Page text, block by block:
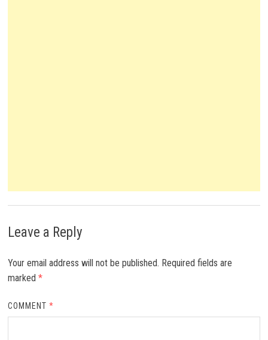
Leave a Reply
Your email address will not be published. Required fields are
marked *
COMMENT*